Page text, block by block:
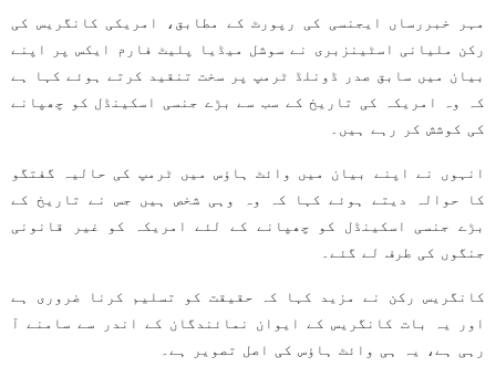
مہر خبررساں ایجنسی کی رپورٹ کے مطابق، امریکی کانگریس کی
رکن ملیانی اسٹینزبری نے سوشل میڈیا پلیٹ فارم ایکس پر اپنے
بیان میں سابق صدر ڈونلڈ ٹرمپ پر سخت تنقید کرتے ہوئے کہا ہے
کہ وہ امریکہ کی تاریخ کے سب سے بڑے جنسی اسکینڈل کو چھپانے
کی کوشش کر رہے ہیں۔
انہوں نے اپنے بیان میں وائٹ ہاؤس میں ٹرمپ کی حالیہ گفتگو
کا حوالہ دیتے ہوئے کہا کہ وہ وہی شخص ہیں جس نے تاریخ کے
بڑے جنسی اسکینڈل کو چھپانے کے لئے امریکہ کو غیر قانونی
جنگوں کی طرف لے گئے۔
کانگریس رکن نے مزید کہا کہ حقیقت کو تسلیم کرنا ضروری ہے
اور یہ بات کانگریس کے ایوان نمائندگان کے اندر سے سامنے آ
رہی ہے، یہ ہی وائٹ ہاؤس کی اصل تصویر ہے۔